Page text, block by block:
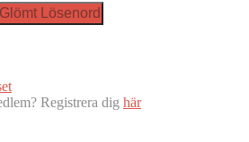
Registrera dig här